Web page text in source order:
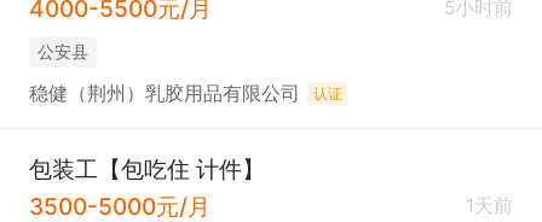
4000-5500元/月 5小时前
公安县
稳健（荆州）乳胶用品有限公司 认证
包装工【包吃住 计件】
3500-5000元/月
1天前